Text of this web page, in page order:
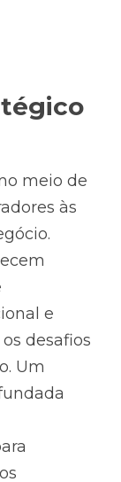
meio de
às
e
desafios
Um